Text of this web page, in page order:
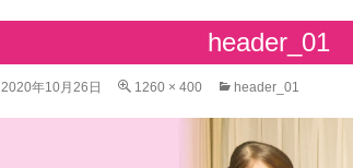
header_01
2020年10月26日 1260 × 400 header_01